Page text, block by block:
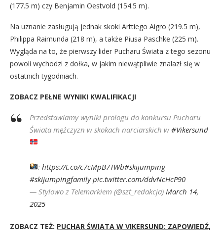
(177.5 m) czy Benjamin Oestvold (154.5 m).
Na uznanie zasługują jednak skoki Arttiego Aigro (219.5 m),
Philippa Raimunda (218 m), a także Piusa Paschke (225 m).
Wygląda na to, że pierwszy lider Pucharu Świata z tego sezonu
powoli wychodzi z dołka, w jakim niewątpliwie znalazł się w
ostatnich tygodniach.
ZOBACZ PEŁNE WYNIKI KWALIFIKACJI
Przedstawiamy wyniki prologu do konkursu Pucharu
Świata mężczyzn w skokach narciarskich w #Vikersund
:https://t.co/c7cMpB7TWb#skijumping
#skijumpingfamily pic.twitter.com/ddvNcHcP90
— Stylowo z Telemarkiem (@szt_redakcja) March 14,
2025
ZOBACZ TEŻ: PUCHAR ŚWIATA W VIKERSUND: ZAPOWIEDŹ,